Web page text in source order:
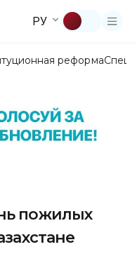
РУ
реформа
пожилых